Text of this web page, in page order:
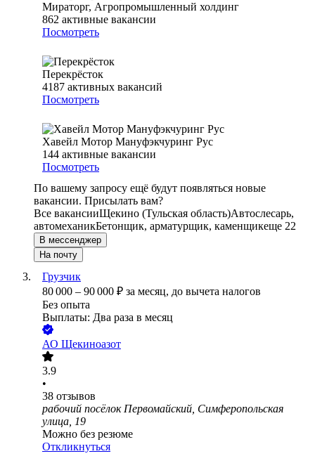
Мираторг, Агропромышленный холдинг
862 активные вакансии
Посмотреть
Перекрёсток
4187 активных вакансий
Посмотреть
Хавейл Мотор Мануфэкчуринг Рус
144 активные вакансии
Посмотреть
По вашему запросу ещё будут появляться новые
вакансии. Присылать вам?
Все вакансииЩекино (Тульская область)Автослесарь,
автомеханикБетонщик, арматурщик, каменщикеще 22
В мессенджер
На почту
Грузчик
80 000 – 90 000 ₽ за месяц, до вычета налогов
Без опыта
Выплаты: Два раза в месяц
АО Щекиноазот
3.9
•
38 отзывов
рабочий посёлок Первомайский, Симферопольская
улица, 19
Можно без резюме
Откликнуться